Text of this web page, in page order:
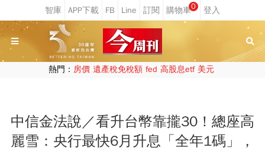
0
熱門： 房價 遺產稅免稅額 fed 高股息etf 美元
中信金法說／看升台幣靠攏30！總座高
麗雪：央行最快6月升息「全年1碼」，